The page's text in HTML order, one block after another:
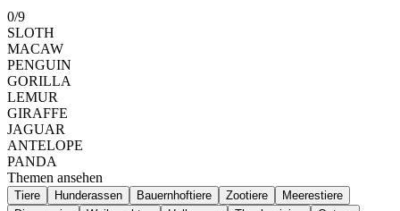
0/9
SLOTH
MACAW
PENGUIN
GORILLA
LEMUR
GIRAFFE
JAGUAR
ANTELOPE
PANDA
Themen ansehen
Tiere Hunderassen Bauernhoftiere Zootiere
Meerestiere